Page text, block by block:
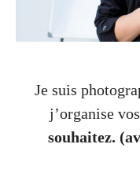
Je suis
j’organise
souhaitez.